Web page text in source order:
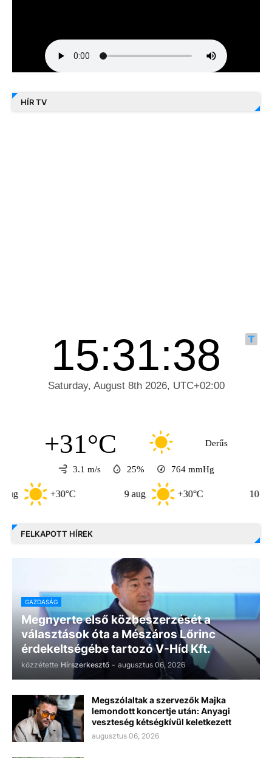
HÍR TV
+31°C Derűs
3.1 m/s 25% 764 mmHg
+30°C +30°C
FELKAPOTT HÍREK
GAZDASÁG
Megnyerte első közbeszerzését a
választások óta a Mészáros Lőrinc
érdekeltségébe tartozó V-Híd Kft.
közzétette Hírszerkesztő - augusztus 06, 2026
Megszólaltak a szervezők Majka
lemondott koncertje után: Anyagi
veszteség kétségkívül keletkezett
augusztus 06, 2026